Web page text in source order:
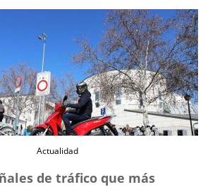
Actualidad
de tráfico que más